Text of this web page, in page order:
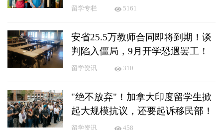
留学专栏 5161
安省25.5万教师合同即将到期！谈
判陷入僵局，9月开学恐遇罢工！
留学资讯 310
"绝不放弃"！加拿大印度留学生掀
起大规模抗议，还要起诉移民部！
留学资讯 458